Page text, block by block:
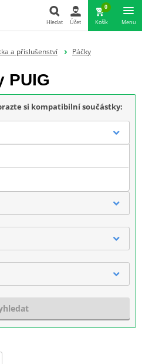
Hledat Účet
0
Košík Menu
a příslušenství
Páčky
PUIG
si kompatibilní součástky: